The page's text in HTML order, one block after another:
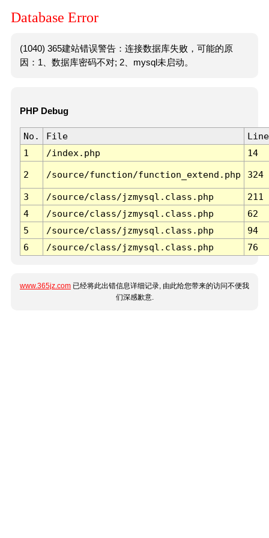
Database Error
(1040) 365建站错误警告：连接数据库失败，可能的原
因：1、数据库密码不对; 2、mysql未启动。
PHP Debug
No. File
Line
1
/index.php 14
2 /source/function/function_extend.php 324
3 /source/class/jzmysql.class.php
211
4
/source/class/jzmysql.class.php
62
5
/source/class/jzmysql.class.php
94
6
/source/class/jzmysql.class.php 76
www.365jz.com 已经将此出错信息详细记录, 由此给您带来的访问不便我
们深感歉意.